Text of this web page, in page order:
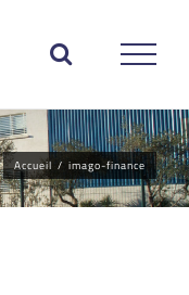
Accueil / imago-finance